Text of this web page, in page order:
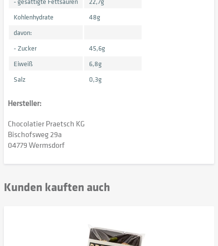
Kohlenhydrate
48g
davon:
- Zucker
45,6g
Eiweiß
6,8g
Salz
0,3g
Hersteller:
Chocolatier Praetsch KG
Bischofsweg 29a
04779 Wermsdorf
Kunden kauften auch